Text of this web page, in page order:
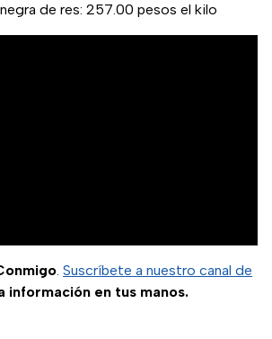
de res: 257.00 pesos el kilo
. Suscríbete a nuestro canal de
información en tus manos.